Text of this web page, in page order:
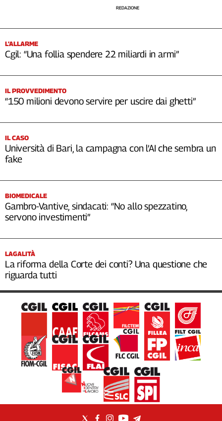
REDAZIONE
L’ALLARME
Cgil: “Una follia spendere 22 miliardi in armi”
IL PROVVEDIMENTO
“150 milioni devono servire per uscire dai ghetti”
IL CASO
Università di Bari, la campagna con l’AI che sembra un
fake
BIOMEDICALE
Gambro-Vantive, sindacati: “No allo spezzatino,
servono investimenti”
LAGALITÀ
La riforma della Corte dei conti? Una questione che
riguarda tutti